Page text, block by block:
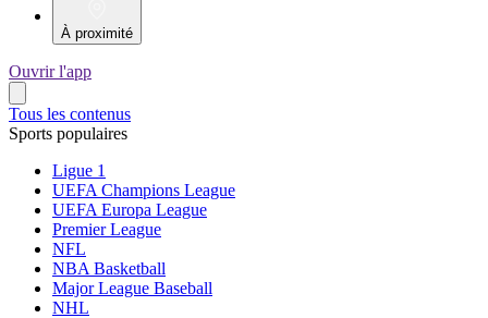
À proximité
Ouvrir l'app
Tous les contenus
Sports populaires
Ligue 1
UEFA Champions League
UEFA Europa League
Premier League
NFL
NBA Basketball
Major League Baseball
NHL